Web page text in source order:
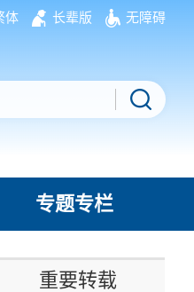
体 长辈版 无障碍
专题专栏
重要转载